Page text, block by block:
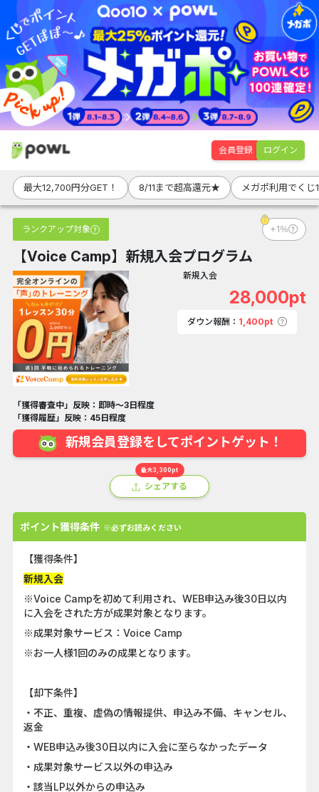
会員登録 ログイン
最大12,700円分GET！ 8/11まで超高還元★ メガポ利用でくじ
ランクアップ対象 +1％
【Voice Camp】新規入会プログラム
新規入会
28,000pt
ダウン報酬： 1,400pt
「獲得審査中」反映：即時～3日程度
「獲得履歴」反映：45日程度
新規会員登録をしてポイントゲット！
最大3,300pt
シェアする
ポイント獲得条件 ※必ずお読みください
【獲得条件】
新規入会
※Voice Campを初めて利用され、WEB申込み後30日以内
に入会をされた方が成果対象となります。
※成果対象サービス：Voice Camp
※お一人様1回のみの成果となります。
【却下条件】
・不正、重複、虚偽の情報提供、申込み不備、キャンセル、
返金
・WEB申込み後30日以内に入会に至らなかったデータ
・成果対象サービス以外の申込み
・該当LP以外からの申込み